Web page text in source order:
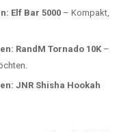
Elf Bar 5000 – Kompakt,
RandM Tornado 10K –
JNR Shisha Hookah